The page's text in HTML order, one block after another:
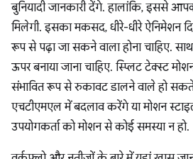
बुनियादी जानकारी देंगे. हालांकि, इससे
मिलेगी. इसका मकसद, धीरे-धीरे ऐनिमेशन
रूप से पढ़ा जा सकने वाला होना चाहिए.
ऊपर बनाया जाना चाहिए. स्प्लिट टेक्स्ट
संभावित रूप से रुकावट डालने वाले हो
एचटीएमएल में बदलाव करेंगे या मोशन
उपयोगकर्ता को मोशन से कोई समस्या न हो.